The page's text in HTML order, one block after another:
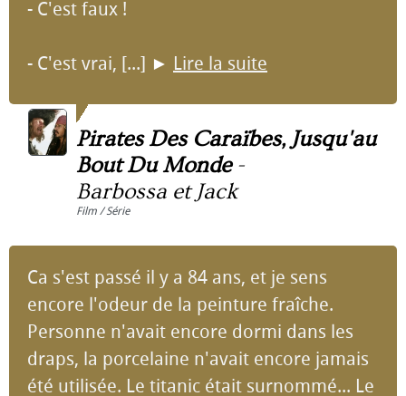
- C'est faux !
- C'est vrai, [...] ► Lire la suite
Pirates Des Caraïbes, Jusqu'au
Bout Du Monde-
Barbossa et Jack
Film / Série
Ca s'est passé il y a 84 ans, et je sens
encore l'odeur de la peinture fraîche.
Personne n'avait encore dormi dans les
draps, la porcelaine n'avait encore jamais
été utilisée. Le titanic était surnommé... Le